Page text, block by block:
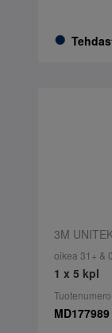
3M
oikea 31+ &
1 x 5 kpl
Tuotenumero:
MD177989